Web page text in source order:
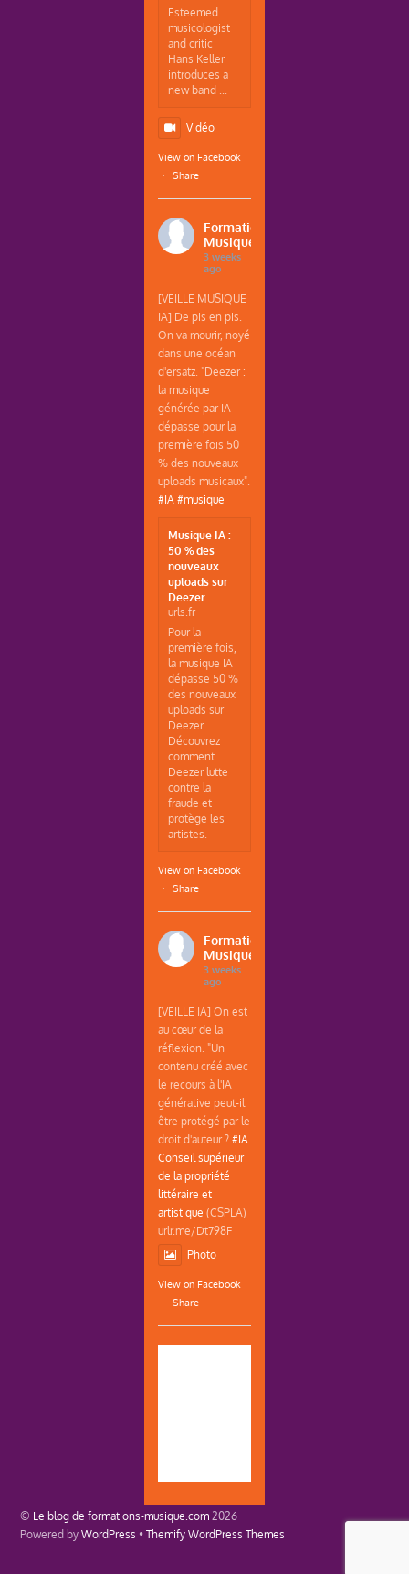
Esteemed
musicologist
and critic
Hans Keller
introduces a
new band ...
Vidéo
View on Facebook
·
Share
Formations
Musique
3 weeks
ago
[VEILLE MUSIQUE
IA] De pis en pis.
On va mourir, noyé
dans une océan
d'ersatz. "Deezer :
la musique
générée par IA
dépasse pour la
première fois 50
% des nouveaux
uploads musicaux".
#IA #musique
Musique IA :
50 % des
nouveaux
uploads sur
Deezer
urls.fr
Pour la
première fois,
la musique IA
dépasse 50 %
des nouveaux
uploads sur
Deezer.
Découvrez
comment
Deezer lutte
contre la
fraude et
protège les
artistes.
View on Facebook
·
Share
Formations
Musique
3 weeks
ago
[VEILLE IA] On est
au cœur de la
réflexion. "Un
contenu créé avec
le recours à l'IA
générative peut-il
être protégé par le
droit d'auteur ?#IA
Conseil supérieur
de la propriété
littéraire et
artistique (CSPLA)
urlr.me/Dt798F
Photo
View on Facebook
·
Share
© Le blog de formations-musique.com2026
Powered byWordPress •Themify WordPress Themes